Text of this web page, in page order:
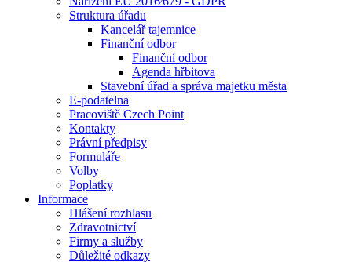
Struktura úřadu
Kancelář tajemnice
Finanční odbor
Finanční odbor
Agenda hřbitova
Stavební úřad a správa majetku města
E-podatelna
Pracoviště Czech Point
Kontakty
Právní předpisy
Formuláře
Volby
Poplatky
Informace
Hlášení rozhlasu
Zdravotnictví
Firmy a služby
Důležité odkazy